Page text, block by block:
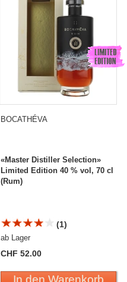
BOCATHÉVA
«Master Distiller Selection»
Limited Edition 40 % vol, 70 cl
(Rum)
(1)
ab Lager
CHF 52.00
In den Warenkorb